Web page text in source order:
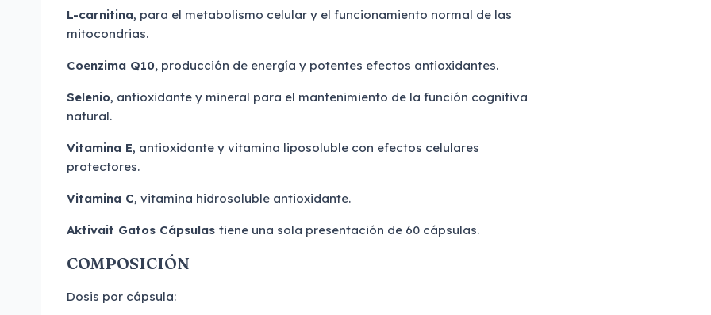
L-carnitina, para el metabolismo celular y el funcionamiento normal de las
mitocondrias.
Coenzima Q10, producción de energía y potentes efectos antioxidantes.
Selenio, antioxidante y mineral para el mantenimiento de la función cognitiva
natural.
Vitamina E, antioxidante y vitamina liposoluble con efectos celulares
protectores.
Vitamina C, vitamina hidrosoluble antioxidante.
Aktivait Gatos Cápsulas tiene una sola presentación de 60 cápsulas.
COMPOSICIÓN
Dosis por cápsula: